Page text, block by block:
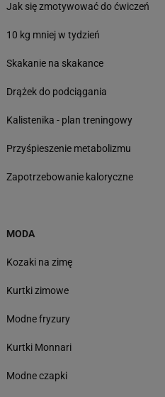
Jak się zmotywować do ćwiczeń
10 kg mniej w tydzień
Skakanie na skakance
Drążek do podciągania
Kalistenika - plan treningowy
Przyśpieszenie metabolizmu
Zapotrzebowanie kaloryczne
MODA
Kozaki na zimę
Kurtki zimowe
Modne fryzury
Kurtki Monnari
Modne czapki